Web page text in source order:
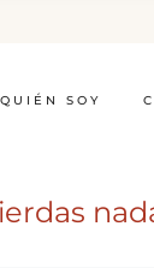
QUIÉN SOY